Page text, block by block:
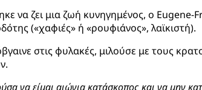
να ζει μια ζωή κυνηγημένος, ο
(«χαφιές» ή «ρουφιάνος», λαϊκιστή).
στις φυλακές, μιλούσε με τους
να είμαι αιώνια κατάσκοπος και να μην